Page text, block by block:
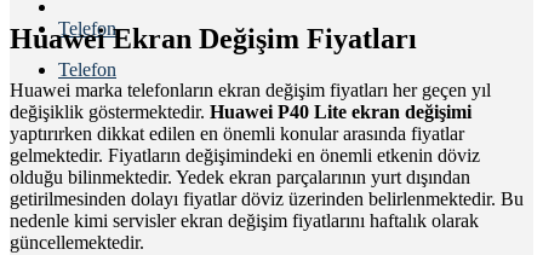
Telefon
Telefon
Huawei Ekran Değişim Fiyatları
Huawei marka telefonların ekran değişim fiyatları her geçen yıl
değişiklik göstermektedir. Huawei P40 Lite ekran değişimi
yaptırırken dikkat edilen en önemli konular arasında fiyatlar
gelmektedir. Fiyatların değişimindeki en önemli etkenin döviz
olduğu bilinmektedir. Yedek ekran parçalarının yurt dışından
getirilmesinden dolayı fiyatlar döviz üzerinden belirlenmektedir. Bu
nedenle kimi servisler ekran değişim fiyatlarını haftalık olarak
güncellemektedir.